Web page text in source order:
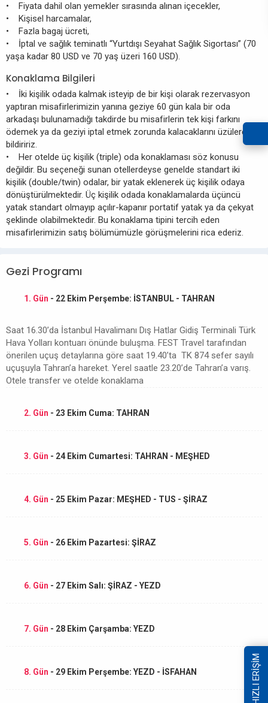
• Fiyata dahil olan yemekler sırasında alınan içecekler,
• Kişisel harcamalar,
• Fazla bagaj ücreti,
• İptal ve sağlık teminatlı “Yurtdışı Seyahat Sağlık Sigortası” (70
yaşa kadar 80 USD ve 70 yaş üzeri 160 USD).
Konaklama Bilgileri
• İki kişilik odada kalmak isteyip de bir kişi olarak rezervasyon
yaptıran misafirlerimizin yanına geziye 60 gün kala bir oda
arkadaşı bulunamadığı takdirde bu misafirlerin tek kişi farkını
ödemek ya da geziyi iptal etmek zorunda kalacaklarını üzülerek
bildiririz.
• Her otelde üç kişilik (triple) oda konaklaması söz konusu
değildir. Bu seçeneği sunan otellerdeyse genelde standart iki
kişilik (double/twin) odalar, bir yatak eklenerek üç kişilik odaya
dönüştürülmektedir. Üç kişilik odada konaklamalarda üçüncü
yatak standart olmayıp açılır-kapanır portatif yatak ya da çekyat
şeklinde olabilmektedir. Bu konaklama tipini tercih eden
misafirlerimizin satış bölümümüzle görüşmelerini rica ederiz.
Gezi Programı
1. Gün - 22 Ekim Perşembe: İSTANBUL - TAHRAN
Saat 16.30’da İstanbul Havalimanı Dış Hatlar Gidiş Terminali Türk
Hava Yolları kontuarı önünde buluşma. FEST Travel tarafından
önerilen uçuş detaylarına göre saat 19.40’ta TK 874 sefer sayılı
uçuşuyla Tahran’a hareket. Yerel saatle 23.20’de Tahran’a varış.
Otele transfer ve otelde konaklama
2. Gün - 23 Ekim Cuma: TAHRAN
3. Gün - 24 Ekim Cumartesi: TAHRAN - MEŞHED
4. Gün - 25 Ekim Pazar: MEŞHED - TUS - ŞİRAZ
5. Gün - 26 Ekim Pazartesi: ŞİRAZ
6. Gün - 27 Ekim Salı: ŞİRAZ - YEZD
7. Gün - 28 Ekim Çarşamba: YEZD
8. Gün - 29 Ekim Perşembe: YEZD - İSFAHAN HIZLI ERİŞİM